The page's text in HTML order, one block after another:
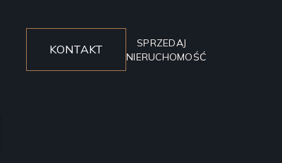
KONTAKT
SPRZEDAJ
NIERUCHOMOŚĆ